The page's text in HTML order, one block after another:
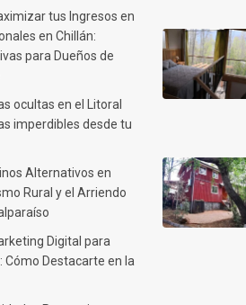
tus Ingresos en
en Chillán:
para Dueños de
ocultas en el Litoral
imperdibles desde tu
Alternativos en
Rural y el Arriendo
Digital para
Cómo Destacarte en la